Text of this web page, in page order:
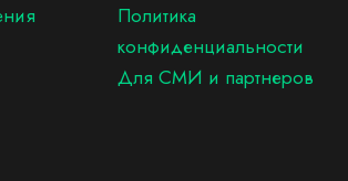
Политика
конфиденциальности
Для СМИ и партнеров